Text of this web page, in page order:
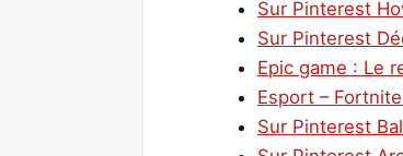
Sur Pinterest
Sur Pinterest
Epic game : Le
Esport –
Sur Pinterest